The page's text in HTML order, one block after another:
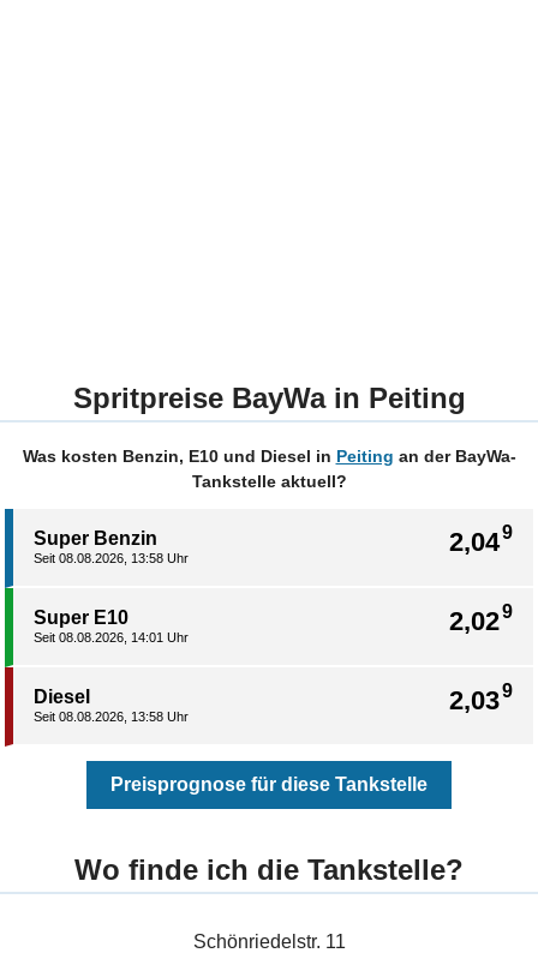
Spritpreise BayWa in Peiting
Was kosten Benzin, E10 und Diesel in Peiting an der BayWa-
Tankstelle aktuell?
2,049
Super Benzin
Seit 08.08.2026, 13:58 Uhr
2,029
Super E10
Seit 08.08.2026, 14:01 Uhr
2,039
Diesel
Seit 08.08.2026, 13:58 Uhr
Preisprognose für diese Tankstelle
Wo finde ich die Tankstelle?
Schönriedelstr. 11